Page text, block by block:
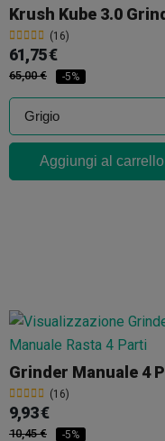
(16)
61,75 €
65,00 € -5%
Aggiungi al carrello
(16)
9,93 €
10,45 € -5%